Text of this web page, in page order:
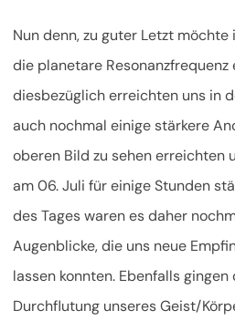
Nun denn, zu guter Letzt
die planetare Resonanzfrequenz
diesbezüglich erreichten uns in
auch nochmal einige stärkere
oberen Bild zu sehen erreichten
am 06. Juli für einige Stunden
des Tages waren es daher
Augenblicke, die uns neue
lassen konnten. Ebenfalls
Durchflutung unseres Geist/